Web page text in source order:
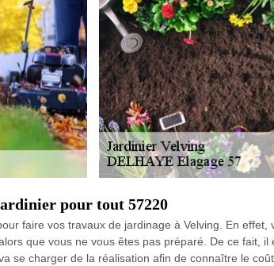
pour tout 57220
faire vos travaux de jardinage à Velving. En effet,
que vous ne vous êtes pas préparé. De ce fait, il
se charger de la réalisation afin de connaître le